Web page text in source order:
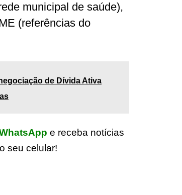
municipal de saúde),
(referências do
de Dívida Ativa
e receba notícias
seu celular!